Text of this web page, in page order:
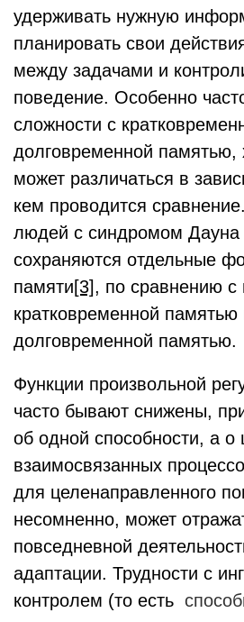
удерживать нужную
планировать свои
между задачами и
поведение. Особенно
сложности с
долговременной памятью,
может различаться в
кем проводится
людей с синдромом Дауна
сохраняются отдельные
памяти[3], по сравнению с
кратковременной памятью
долговременной памятью.
Функции произвольной
часто бывают снижены,
об одной способности, а о
взаимосвязанных
для целенаправленного
несомненно, может
повседневной
адаптации. Трудности с
контролем (то есть